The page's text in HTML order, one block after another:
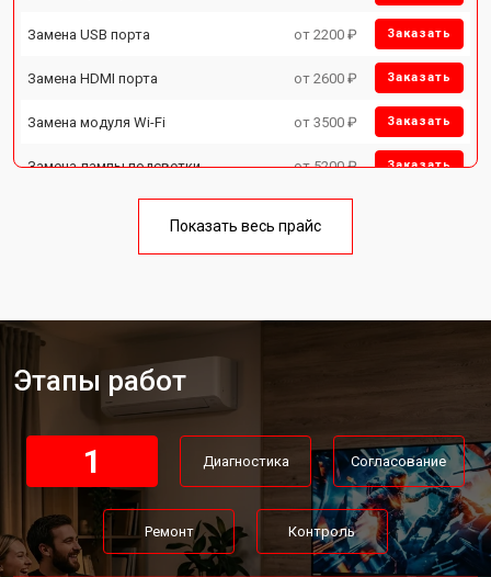
Замена USB порта от 2200 ₽ Заказать
Замена HDMI порта от 2600 ₽ Заказать
Замена модуля Wi-Fi от 3500 ₽ Заказать
Замена лампы подсветки от 5200 ₽ Заказать
Замена блока питания от 3700 ₽
Прошивка телевизора Toshiba
Замена трансформаторов
Показать весь прайс
Этапы работ
1 Диагностика Согласование
Ремонт Контроль